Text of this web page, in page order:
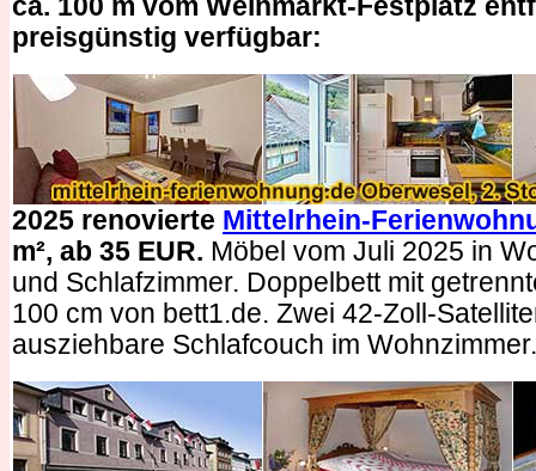
ca. 100 m vom Weinmarkt-Festplatz
preisgünstig verfügbar:
2025 renovierte Mittelrhein-
m², ab 35 EUR. Möbel vom Juli 2025 in
und Schlafzimmer. Doppelbett mit
100 cm von bett1.de. Zwei 42-Zoll-
ausziehbare Schlafcouch im Wohnzimmer.